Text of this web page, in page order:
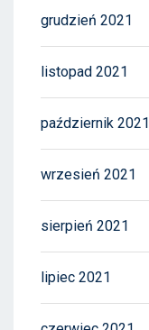
grudzień 2021
listopad 2021
październik 2021
wrzesień 2021
sierpień 2021
lipiec 2021